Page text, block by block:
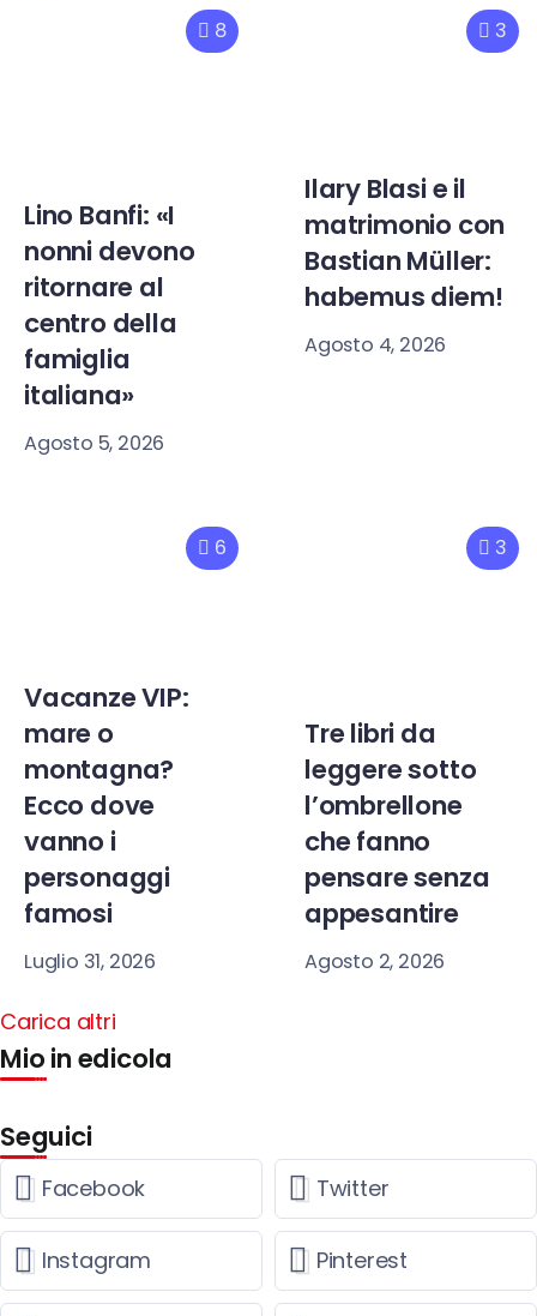
8
Lino Banfi: «I
nonni devono
ritornare al
centro della
famiglia
italiana»
Agosto 5, 2026
3
Ilary Blasi e il
matrimonio con
Bastian Müller:
habemus diem!
Agosto 4, 2026
6
Vacanze VIP:
mare o
montagna?
Ecco dove
vanno i
personaggi
famosi
Luglio 31, 2026
3
Tre libri da
leggere sotto
l’ombrellone
che fanno
pensare senza
appesantire
Agosto 2, 2026
Carica altri
Mio in edicola
Seguici
Facebook Twitter
Instagram Pinterest